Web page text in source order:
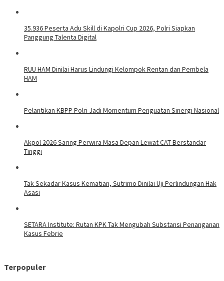
35.936 Peserta Adu Skill di Kapolri Cup 2026, Polri Siapkan
Panggung Talenta Digital
RUU HAM Dinilai Harus Lindungi Kelompok Rentan dan Pembela
HAM
Pelantikan KBPP Polri Jadi Momentum Penguatan Sinergi Nasional
Akpol 2026 Saring Perwira Masa Depan Lewat CAT Berstandar
Tinggi
Tak Sekadar Kasus Kematian, Sutrimo Dinilai Uji Perlindungan Hak
Asasi
SETARA Institute: Rutan KPK Tak Mengubah Substansi Penanganan
Kasus Febrie
Terpopuler